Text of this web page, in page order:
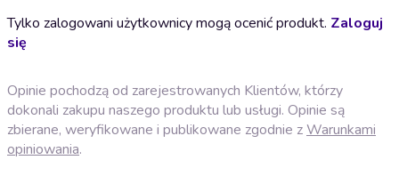
Tylko zalogowani użytkownicy mogą ocenić produkt. Zaloguj
się
Opinie pochodzą od zarejestrowanych Klientów, którzy
dokonali zakupu naszego produktu lub usługi. Opinie są
zbierane, weryfikowane i publikowane zgodnie zWarunkami
opiniowania.